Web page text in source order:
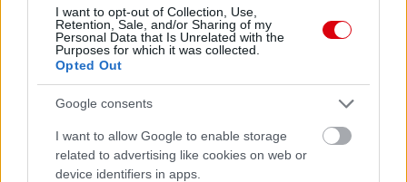
I want to opt-out of Collection, Use,
Retention, Sale, and/or Sharing of my
Personal Data that Is Unrelated with the
Purposes for which it was collected.
Opted Out
Google consents
I want to allow Google to enable storage
related to advertising like cookies on web or
device identifiers in apps.